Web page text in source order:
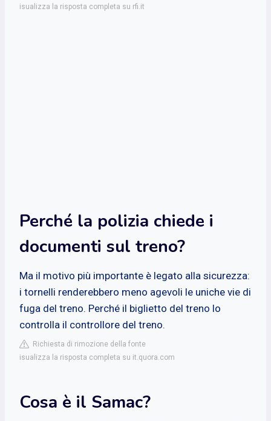
isualizza la risposta completa su rfi.it
Perché la polizia chiede i
documenti sul treno?
Ma il motivo più importante è legato alla sicurezza:
i tornelli renderebbero meno agevoli le uniche vie di
fuga del treno. Perché il biglietto del treno lo
controlla il controllore del treno.
Richiesta di rimozione della fonte
isualizza la risposta completa su it.quora.com
Cosa è il Samac?